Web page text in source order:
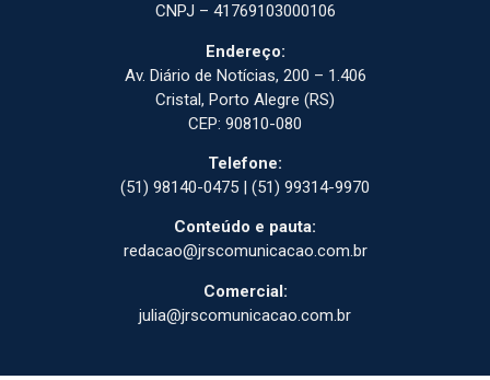
CNPJ – 41769103000106
Endereço:
Av. Diário de Notícias, 200 – 1.406
Cristal, Porto Alegre (RS)
CEP: 90810-080
Telefone:
(51) 98140-0475 | (51) 99314-9970
Conteúdo e pauta:
redacao@jrscomunicacao.com.br
Comercial:
julia@jrscomunicacao.com.br